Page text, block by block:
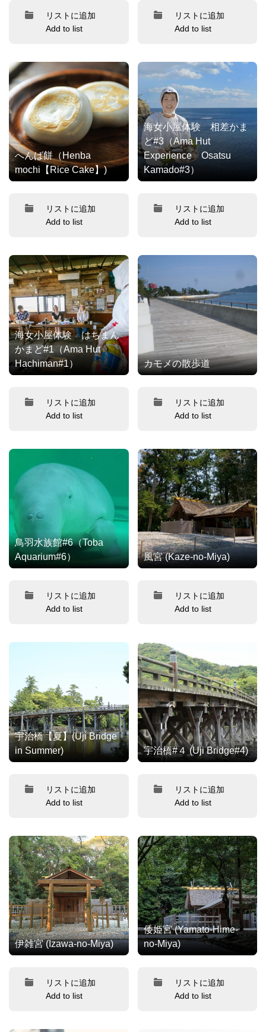
リストに追加
Add to list
リストに追加
Add to list
へんば餅（Henba
mochi【Rice Cake】)
リストに追加
Add to list
海女小屋体験 相差かま
ど#3（Ama Hut
Experience Osatsu
Kamado#3）
リストに追加
Add to list
海女小屋体験 はちまん
かまど#1（Ama Hut
Hachiman#1）
リストに追加
Add to list
カモメの散歩道
リストに追加
Add to list
鳥羽水族館#6（Toba
Aquarium#6）
リストに追加
Add to list
風宮 (Kaze-no-Miya)
リストに追加
Add to list
宇治橋【夏】(Uji Bridge
in Summer)
リストに追加
Add to list
宇治橋#４ (Uji Bridge#4)
リストに追加
Add to list
伊雑宮 (Izawa-no-Miya)
リストに追加
Add to list
倭姫宮 (Yamato-Hime-
no-Miya)
リストに追加
Add to list